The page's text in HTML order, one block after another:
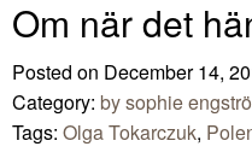
Om när det
Posted on December 14,
Category: by sophie
Tags: Olga Tokarczuk,